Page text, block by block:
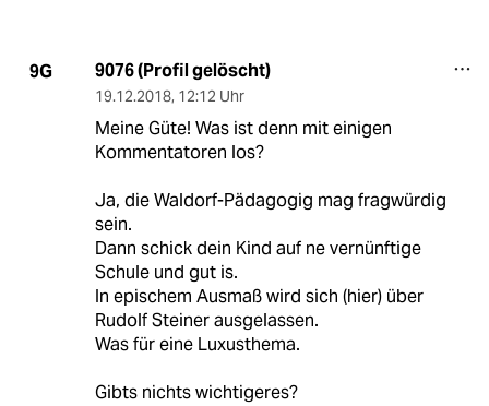
9G 9076 (Profil gelöscht)
19.12.2018, 12:12 Uhr
Meine Güte! Was ist denn mit einigen
Kommentatoren los?
Ja, die Waldorf-Pädagogig mag fragwürdig
sein.
Dann schick dein Kind auf ne vernünftige
Schule und gut is.
In epischem Ausmaß wird sich (hier) über
Rudolf Steiner ausgelassen.
Was für eine Luxusthema.
Gibts nichts wichtigeres?